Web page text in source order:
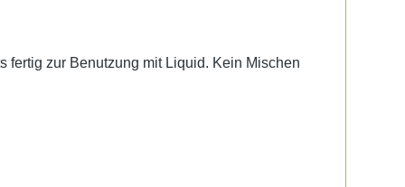
fertig zur Benutzung mit Liquid. Kein Mischen